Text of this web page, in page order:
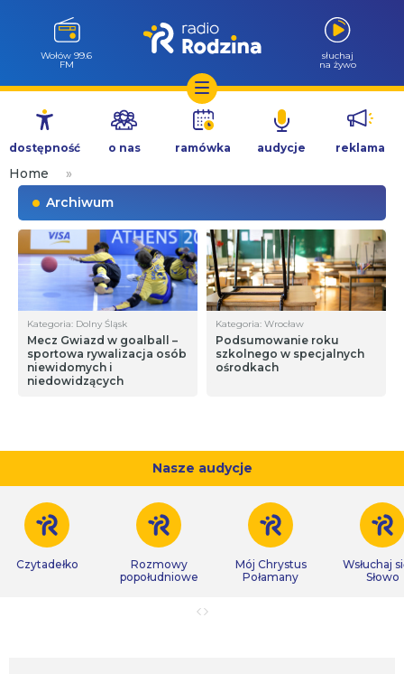
Przejdź
treści
Milicz 88.5
FM
słuchaj
na żywo
dostępność o nas ramówka audycje reklama
Home
»
Archiwum
Kategoria: Dolny Śląsk
Mecz Gwiazd w goalball –
sportowa rywalizacja osób
niewidomych i
niedowidzących
Kategoria: Wrocław
Podsumowanie roku
szkolnego w specjalnych
ośrodkach
Nasze audycje
Czytadełko
Rozmowy
popołudniowe
Mój Chrystus
Połamany
Wsłuchaj
Słowo